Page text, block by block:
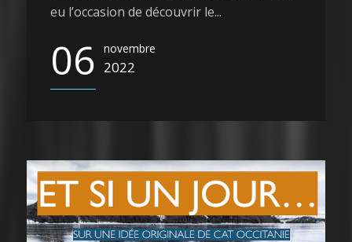
eu l’occasion de découvrir le...
06 novembre
2022